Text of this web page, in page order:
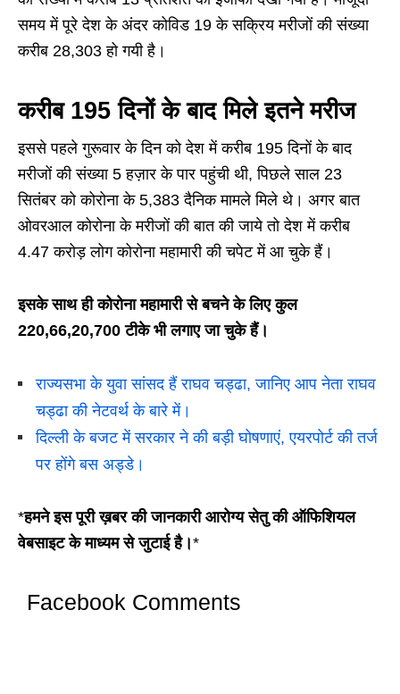
समय में पूरे देश के अंदर कोविड 19 के सक्रिय मरीजों की संख्या
करीब 28,303 हो गयी है।
करीब 195 दिनों के बाद मिले इतने मरीज
इससे पहले गुरूवार के दिन को देश में करीब 195 दिनों के बाद
मरीजों की संख्या 5 हज़ार के पार पहुंची थी, पिछले साल 23
सितंबर को कोरोना के 5,383 दैनिक मामले मिले थे। अगर बात
ओवरआल कोरोना के मरीजों की बात की जाये तो देश में करीब
4.47 करोड़ लोग कोरोना महामारी की चपेट में आ चुके हैं।
इसके साथ ही कोरोना महामारी से बचने के लिए कुल
220,66,20,700 टीके भी लगाए जा चुके हैं।
राज्यसभा के युवा सांसद हैं राघव चड्ढा, जानिए आप नेता राघव
चड्ढा की नेटवर्थ के बारे में।
दिल्ली के बजट में सरकार ने की बड़ी घोषणाएं, एयरपोर्ट की तर्ज
पर होंगे बस अड्डे।
*हमने इस पूरी ख़बर की जानकारी आरोग्य सेतु की ऑफिशियल
वेबसाइट के माध्यम से जुटाई है।*
Facebook Comments